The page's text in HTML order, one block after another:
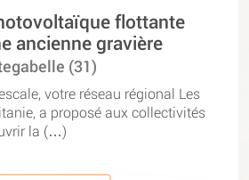
flottante
ancienne gravière
(31)
votre réseau régional Les
a proposé aux collectivités
la (…)